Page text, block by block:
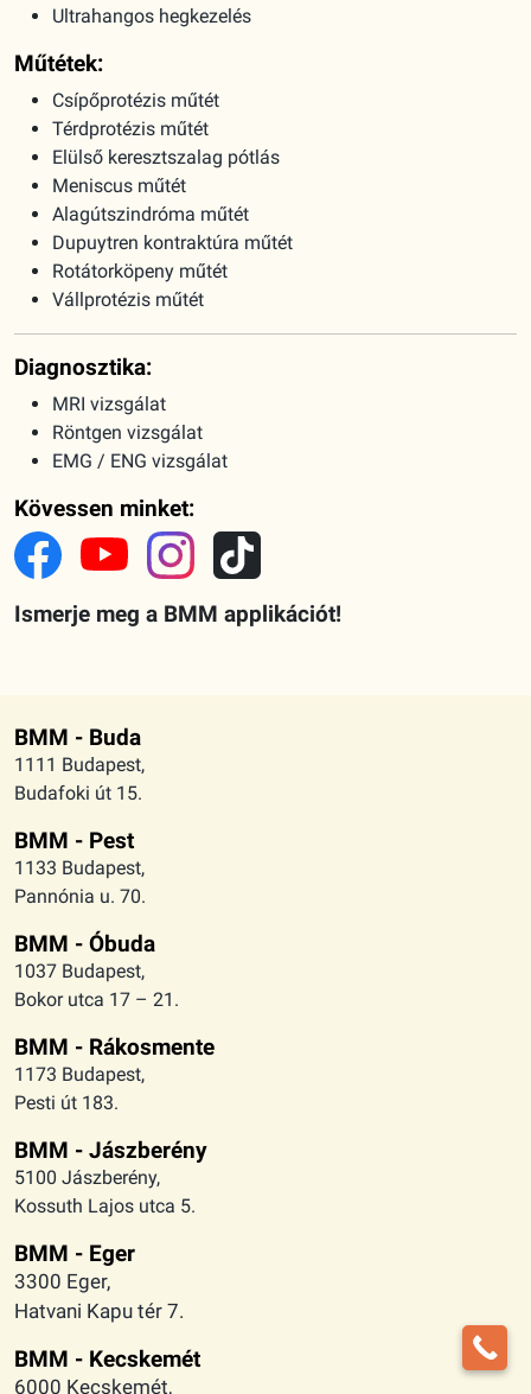
Ultrahangos hegkezelés
Műtétek:
Csípőprotézis műtét
Térdprotézis műtét
Elülső keresztszalag pótlás
Meniscus műtét
Alagútszindróma műtét
Dupuytren kontraktúra műtét
Rotátorköpeny műtét
Vállprotézis műtét
Diagnosztika:
MRI vizsgálat
Röntgen vizsgálat
EMG / ENG vizsgálat
Kövessen minket:
Ismerje meg a BMM applikációt!
BMM - Buda
1111 Budapest,
Budafoki út 15.
BMM - Pest
1133 Budapest,
Pannónia u. 70.
BMM - Óbuda
1037 Budapest,
Bokor utca 17 – 21.
BMM - Rákosmente
1173 Budapest,
Pesti út 183.
BMM - Jászberény
5100 Jászberény,
Kossuth Lajos utca 5.
BMM - Eger
3300 Eger,
Hatvani Kapu tér 7.
BMM - Kecskemét
6000 Kecskemét,